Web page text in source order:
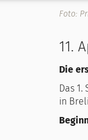
Foto:
11.
Die
Das
in